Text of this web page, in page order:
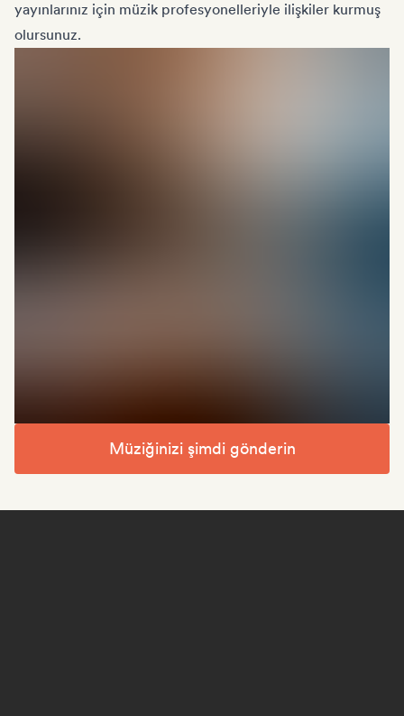
yayınlarınız için müzik profesyonelleriyle ilişkiler kurmuş
olursunuz.
Müziğinizi şimdi gönderin